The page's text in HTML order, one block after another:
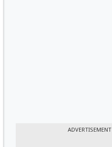
ADVERTISEMENT